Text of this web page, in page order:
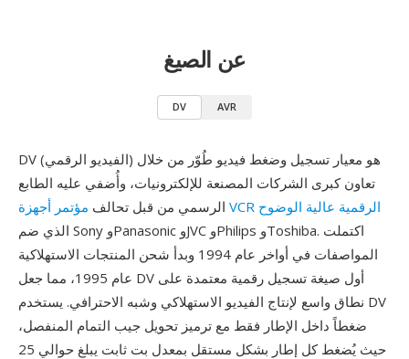
عن الصيغ
DV AVR
DV (الفيديو الرقمي) هو معيار تسجيل وضغط فيديو طُوّر من خلال
تعاون كبرى الشركات المصنعة للإلكترونيات، وأُضفي عليه الطابع
الرسمي من قبل تحالف
مؤتمر أجهزة VCR الرقمية عالية الوضوح
الذي ضم Sony وPanasonic وJVC وPhilips وToshiba. اكتملت
المواصفات في أواخر عام 1994 وبدأ شحن المنتجات الاستهلاكية
عام 1995، مما جعل DV أول صيغة تسجيل رقمية معتمدة على
نطاق واسع لإنتاج الفيديو الاستهلاكي وشبه الاحترافي. يستخدم DV
ضغطاً داخل الإطار فقط مع ترميز تحويل جيب التمام المنفصل،
حيث يُضغط كل إطار بشكل مستقل بمعدل بت ثابت يبلغ حوالي 25